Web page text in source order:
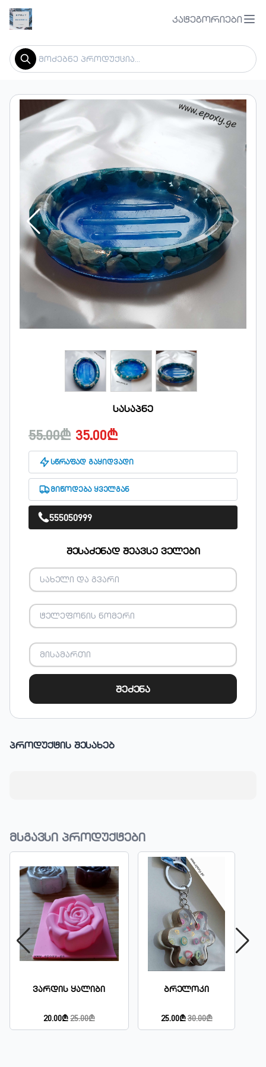
კატეგორიები
სასაპნე
55.00₾ 35.00₾
სწრაფად გაყიდვადი
მიწოდება ყველგან
555050999
შესაძენად შეავსე ველები
შეძენა
პროდუქტის შესახებ
მსგავსი პროდუქტები
Ვარდის Ყალიბი
20.00₾ 25.00₾
Ბრელოკი
25.00₾ 30.00₾